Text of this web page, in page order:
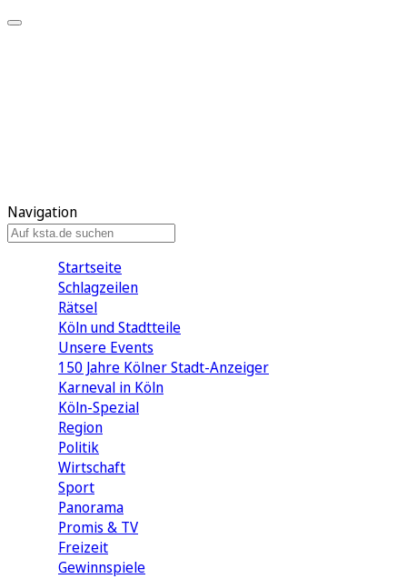
Navigation
Startseite
Schlagzeilen
Rätsel
Köln und Stadtteile
Unsere Events
150 Jahre Kölner Stadt-Anzeiger
Karneval in Köln
Köln-Spezial
Region
Politik
Wirtschaft
Sport
Panorama
Promis & TV
Freizeit
Gewinnspiele